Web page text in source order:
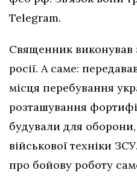
Telegram.
Священник виконував
росії. А саме:
місця перебування
розташування
будували для
військової техніки
про бойову роботу